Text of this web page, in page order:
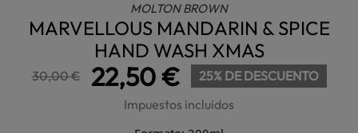
MOLTON BROWN
MARVELLOUS MANDARIN & SPICE
HAND WASH XMAS
30,00 € 22,50 €
25% DE DESCUENTO
Impuestos incluidos